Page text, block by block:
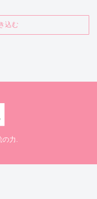
込む
力.